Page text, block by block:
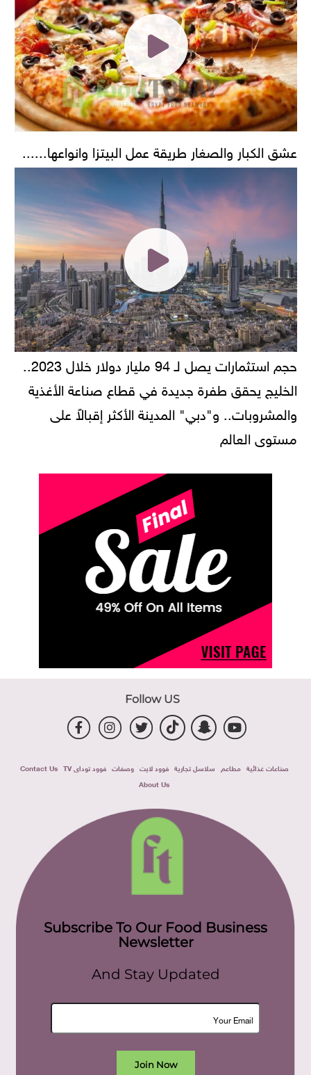
عشق الكبار والصغار طريقة عمل البيتزا وانواعها......
حجم استثمارات يصل لـ 94 مليار دولار خلال 2023..
الخليج يحقق طفرة جديدة في قطاع صناعة الأغذية
والمشروبات.. و"دبي" المدينة الأكثر إقبالاً على
مستوى العالم
Follow US
صناعات غذائية مطاعم سلاسل تجارية فوود لايت وصفات فوود توداى TV
Contact Us
About Us
Subscribe To Our Food Business
Newsletter
And Stay Updated
Join Now